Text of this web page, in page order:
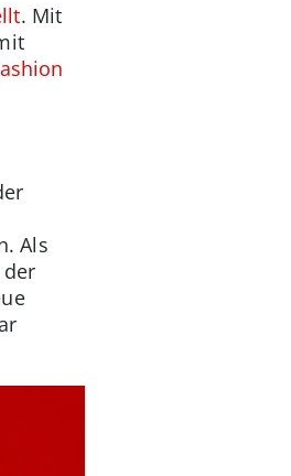
. Mit
Als